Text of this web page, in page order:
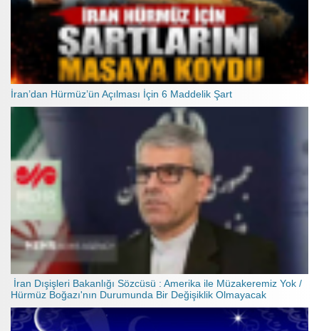
İran’dan Hürmüz’ün Açılması İçin 6 Maddelik Şart
İran Dışişleri Bakanlığı Sözcüsü : Amerika ile Müzakeremiz Yok /
Hürmüz Boğazı'nın Durumunda Bir Değişiklik Olmayacak